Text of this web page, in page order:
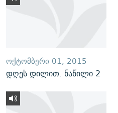
ᲝᲥᲢᲝᲛᲑᲔᲠᲘ 01, 2015
დღეს დილით. ნაწილი 2